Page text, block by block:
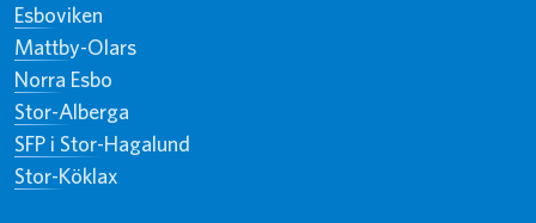
Esboviken
Mattby-Olars
Norra Esbo
Stor-Alberga
SFP i Stor-Hagalund
Stor-Köklax